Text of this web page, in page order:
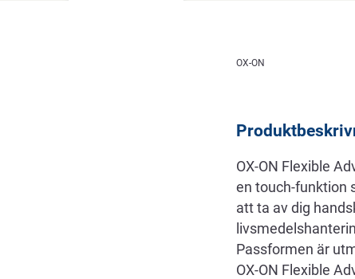
Beskrivning
OX-ON
OX-ON Flexible
en touch-funktion
att ta av dig
Passformen är
OX-ON Flexible